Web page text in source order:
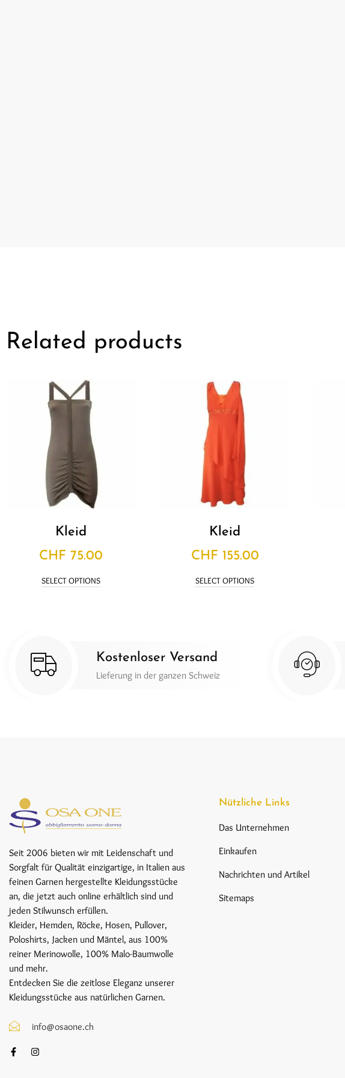
Related products
Kleid
CHF 75.00
SELECT OPTIONS
Kleid
CHF 155.00
SELECT OPTIONS
Kostenloser Versand
Lieferung in der ganzen Schweiz
Seit 2006 bieten wir mit Leidenschaft und
Sorgfalt für Qualität einzigartige, in Italien aus
feinen Garnen hergestellte Kleidungsstücke
an, die jetzt auch online erhältlich sind und
jeden Stilwunsch erfüllen.
Kleider, Hemden, Röcke, Hosen, Pullover,
Poloshirts, Jacken und Mäntel, aus 100%
reiner Merinowolle, 100% Malo-Baumwolle
und mehr.
Entdecken Sie die zeitlose Eleganz unserer
Kleidungsstücke aus natürlichen Garnen.
info@osaone.ch
Nützliche Links
Das Unternehmen
Einkaufen
Nachrichten und Artikel
Sitemaps